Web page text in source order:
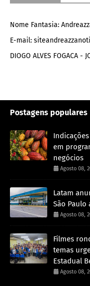
Nome Fantasia:
E-mail:
DIOGO ALVES FOGACA -
Postagens populares
em
negócios
Agosto 08,
Latam
São
Agosto 08,
Filmes
temas
Estadual
Agosto 08,